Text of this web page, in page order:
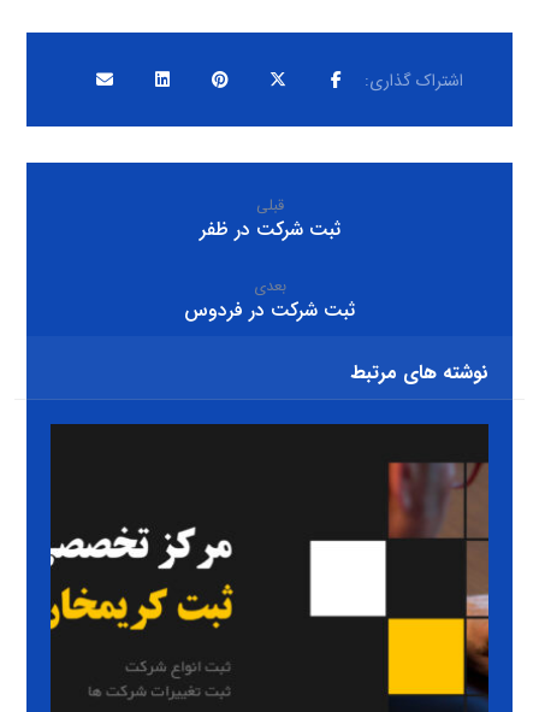
قبلی
ثبت شرکت در ظفر
بعدی
ثبت شرکت در فردوس
نوشته های مرتبط